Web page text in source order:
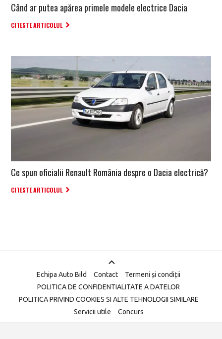
Când ar putea apărea primele modele electrice Dacia
CITESTE ARTICOLUL
Ce spun oficialii Renault România despre o Dacia electrică?
CITESTE ARTICOLUL
Echipa Auto Bild Contact
Termeni și condiții
POLITICA DE CONFIDENTIALITATE A DATELOR
POLITICA PRIVIND COOKIES SI ALTE TEHNOLOGII SIMILARE
Servicii utile
Concurs